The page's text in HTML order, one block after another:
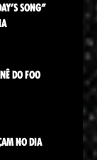
SONG”
DO FOO
NO DIA